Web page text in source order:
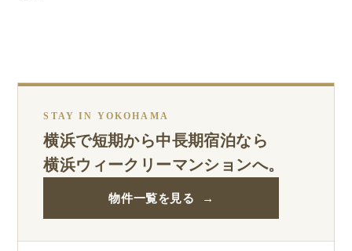
STAY IN YOKOHAMA
横浜で短期から中長期宿泊なら
横浜ウィークリーマンションへ。
物件一覧を見る →